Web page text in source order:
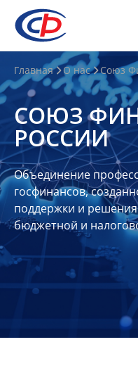
О
нас
О
СФР
Совет
Союза
Участники
Планы
отчеты
Контакты
Главная О нас Союз
СОЮЗ
РОССИИ
Объединение
госфинансов,
поддержки и
бюджетной и